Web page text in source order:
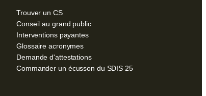
Trouver un CS
Conseil au grand public
Interventions payantes
Glossaire acronymes
Demande d'attestations
Commander un écusson du SDIS 25